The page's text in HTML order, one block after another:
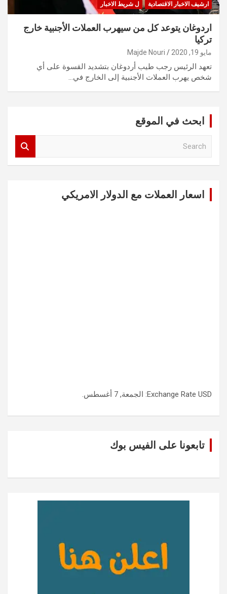
ارشيف الاخبار الاقتصادية ل شريط الاخبار
اردوغان يتوعد كل من سيهرب العملات الأجنبية خارج
تركيا
مايو 19, 2020 Majde Nouri
تعهد الرئيس رجب طيب أردوغان بتشديد القسوة على أي
شخص يهرب العملات الأجنبية إلى الخارج في…
ابحث في الموقع
اسعار العملات مع الدولار الامريكي
Exchange Rate USD : الجمعة, 7 أغسطس.
تابعونا على الفيس بوك